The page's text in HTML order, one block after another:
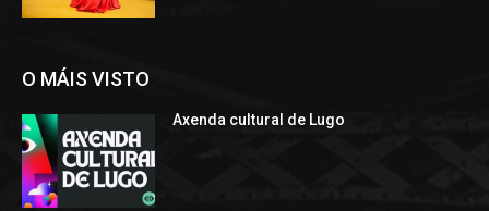
O MÁIS VISTO
Axenda cultural de Lugo